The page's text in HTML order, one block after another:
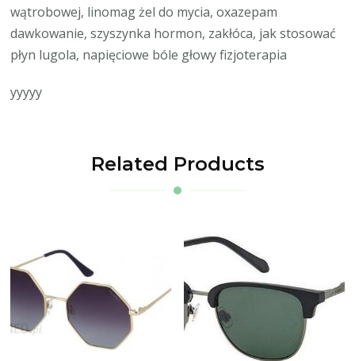
wątrobowej, linomag żel do mycia, oxazepam
dawkowanie, szyszynka hormon, zakłóca, jak stosować
płyn lugola, napięciowe bóle głowy fizjoterapia
yyyyy
Related Products